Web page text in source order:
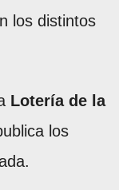
los distintos
Lotería de la
los